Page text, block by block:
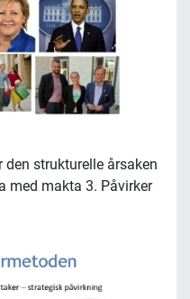
den strukturelle årsaken
med makta 3. Påvirker